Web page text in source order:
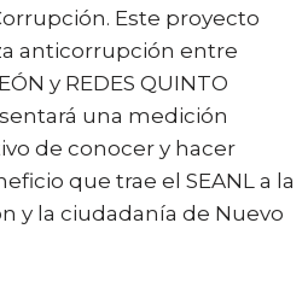
Este proyecto
anticorrupción entre
y REDES QUINTO
una medición
de conocer y hacer
que trae el SEANL a la
y la ciudadanía de Nuevo